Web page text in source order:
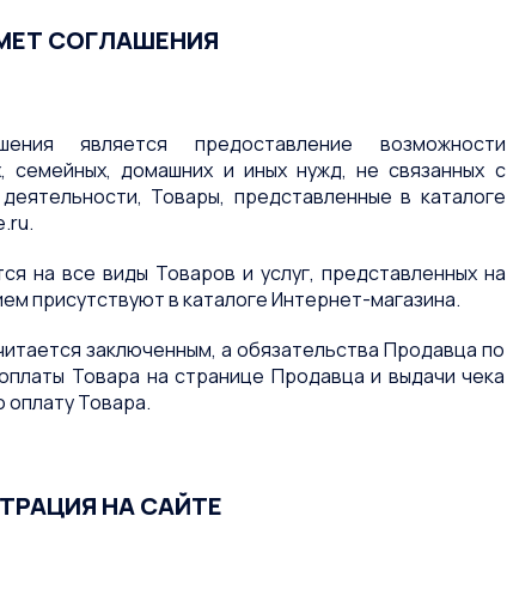
СОГЛАШЕНИЯ
является предоставление возможности
семейных, домашних и иных нужд, не связанных с
Товары, представленные в каталоге
на все виды Товаров и услуг, представленных на
присутствуют в каталоге Интернет-магазина.
заключенным, а обязательства Продавца по
Товара на странице Продавца и выдачи чека
Товара.
НА САЙТЕ